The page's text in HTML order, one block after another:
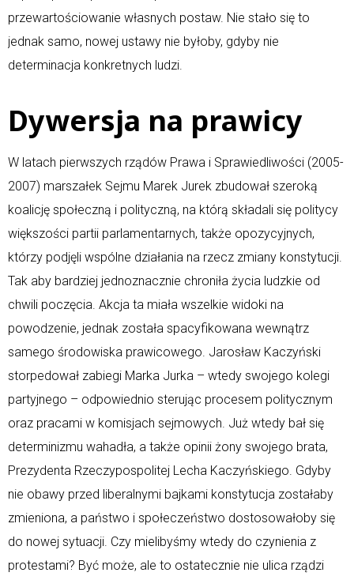
przewartościowanie własnych postaw. Nie stało się to
jednak samo, nowej ustawy nie byłoby, gdyby nie
determinacja konkretnych ludzi.
Dywersja na prawicy
W latach pierwszych rządów Prawa i Sprawiedliwości (2005-
2007) marszałek Sejmu Marek Jurek zbudował szeroką
koalicję społeczną i polityczną, na którą składali się politycy
większości partii parlamentarnych, także opozycyjnych,
którzy podjęli wspólne działania na rzecz zmiany konstytucji.
Tak aby bardziej jednoznacznie chroniła życia ludzkie od
chwili poczęcia. Akcja ta miała wszelkie widoki na
powodzenie, jednak została spacyfikowana wewnątrz
samego środowiska prawicowego. Jarosław Kaczyński
storpedował zabiegi Marka Jurka – wtedy swojego kolegi
partyjnego – odpowiednio sterując procesem politycznym
oraz pracami w komisjach sejmowych. Już wtedy bał się
determinizmu wahadła, a także opinii żony swojego brata,
Prezydenta Rzeczypospolitej Lecha Kaczyńskiego. Gdyby
nie obawy przed liberalnymi bajkami konstytucja zostałaby
zmieniona, a państwo i społeczeństwo dostosowałoby się
do nowej sytuacji. Czy mielibyśmy wtedy do czynienia z
protestami? Być może, ale to ostatecznie nie ulica rządzi